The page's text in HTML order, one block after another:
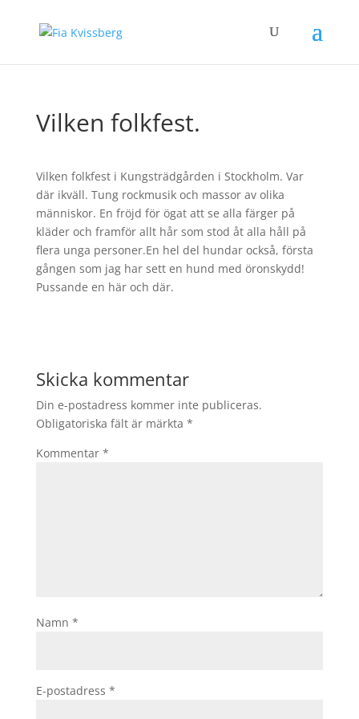
Vilken folkfest.
Vilken folkfest i Kungsträdgården i Stockholm. Var
där ikväll. Tung rockmusik och massor av olika
människor. En fröjd för ögat att se alla färger på
kläder och framför allt hår som stod åt alla håll på
flera unga personer.En hel del hundar också, första
gången som jag har sett en hund med öronskydd!
Pussande en här och där.
Skicka kommentar
Din e-postadress kommer inte publiceras.
Obligatoriska fält är märkta *
Kommentar *
Namn *
E-postadress *